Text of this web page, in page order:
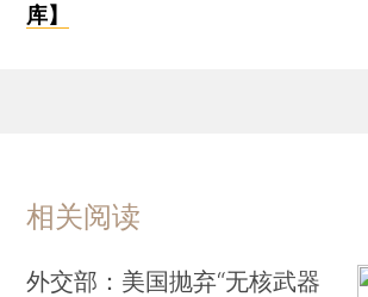
库】
相关阅读
外交部：美国抛弃“无核武器